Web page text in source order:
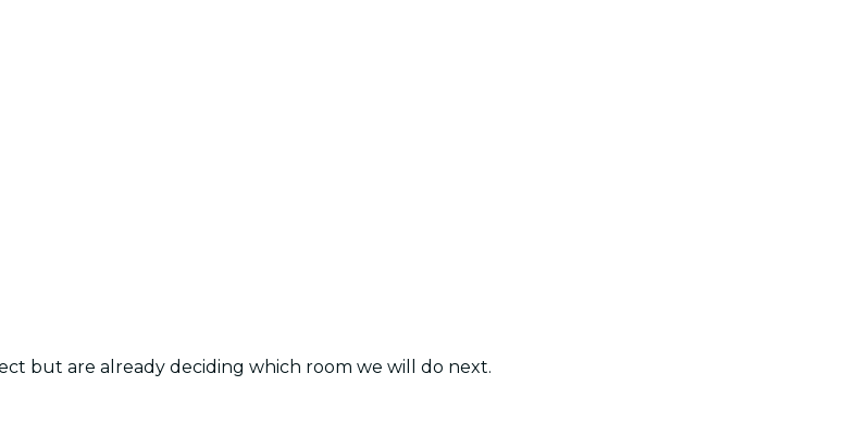
but are already deciding which room we will do next.